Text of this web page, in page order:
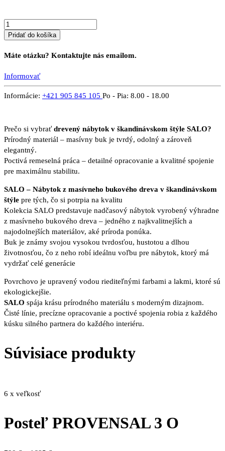
Pridať do košíka
Máte otázku? Kontaktujte nás emailom.
Informovať
Informácie: +421 905 845 105 Po - Pia: 8.00 - 18.00
Prečo si vybrať drevený nábytok v škandinávskom štýle SALO?
Prírodný materiál – masívny buk je tvrdý, odolný a zároveň
elegantný.
Poctivá remeselná práca – detailné opracovanie a kvalitné spojenie
pre maximálnu stabilitu.
SALO – Nábytok z masívneho bukového dreva v škandinávskom
štýle pre tých, čo si potrpia na kvalitu
Kolekcia SALO predstavuje nadčasový nábytok vyrobený výhradne
z masívneho bukového dreva – jedného z najkvalitnejších a
najodolnejších materiálov, aké príroda ponúka.
Buk je známy svojou vysokou tvrdosťou, hustotou a dlhou
životnosťou, čo z neho robí ideálnu voľbu pre nábytok, ktorý má
vydržať celé generácie
Povrchovo je upravený vodou riediteľnými farbami a lakmi, ktoré sú
ekologickejšie.
SALO spája krásu prírodného materiálu s moderným dizajnom.
Čisté línie, precízne opracovanie a poctivé spojenia robia z každého
kúsku silného partnera do každého interiéru.
Súvisiace produkty
6 x veľkosť
Posteľ PROVENSAL 3 O